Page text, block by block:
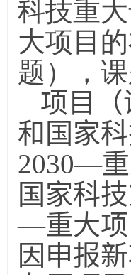
科技重
大项目
题），
项目
和国家
2030—重
国家科
—重大项
因申报